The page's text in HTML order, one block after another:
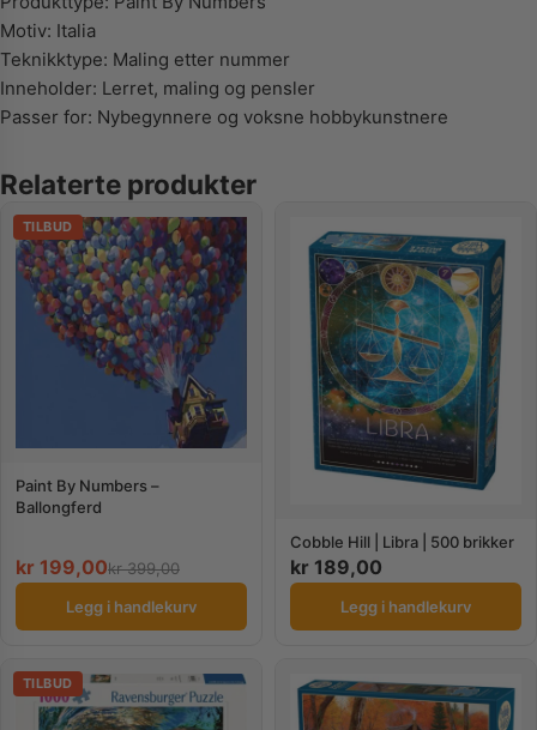
Motiv: Italia
Teknikktype: Maling etter nummer
Inneholder: Lerret, maling og pensler
Passer for: Nybegynnere og voksne hobbykunstnere
Relaterte produkter
TILBUD
Paint By Numbers –
Ballongferd
kr 199,00kr399,00
Legg i handlekurv
Cobble Hill | Libra | 500 brikker
kr 189,00
Legg i handlekurv
TILBUD